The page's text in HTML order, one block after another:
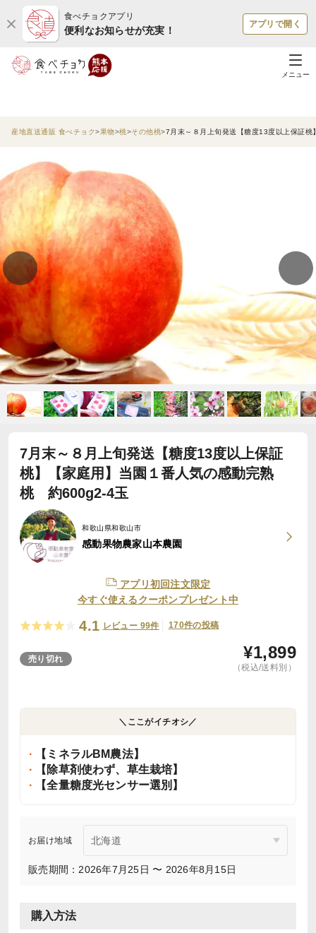
食べチョクアプリ
便利なお知らせが充実！
アプリで開く
メニュー
産地直送通販 食べチョク 果物 桃 その他桃 7月末～８月上旬発送【糖度13度以上保証
7月末～８月上旬発送【糖度13度以上保証
桃】【家庭用】当園１番人気の感動完熟
桃 約600g2-4玉
和歌山県和歌山市
感動果物農家山本農園
アプリ初回注文限定
今すぐ使えるクーポンプレゼント中
4.1 レビュー 99件 170件の投稿
売り切れ ¥1,899
（税込/送料別）
＼ここがイチオシ／
【ミネラルBM農法】
【除草剤使わず、草生栽培】
【全量糖度光センサー選別】
お届け地域
販売期間：2026年7月25日 〜 2026年8月15日
購入方法